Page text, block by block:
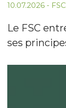
10.07.2026 -
Le FSC
ses